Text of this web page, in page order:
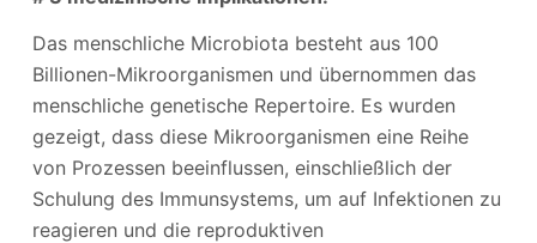
Das menschliche Microbiota besteht aus 100
Billionen-Mikroorganismen und übernommen das
menschliche genetische Repertoire. Es wurden
gezeigt, dass diese Mikroorganismen eine Reihe
von Prozessen beeinflussen, einschließlich der
Schulung des Immunsystems, um auf Infektionen zu
reagieren und die reproduktiven